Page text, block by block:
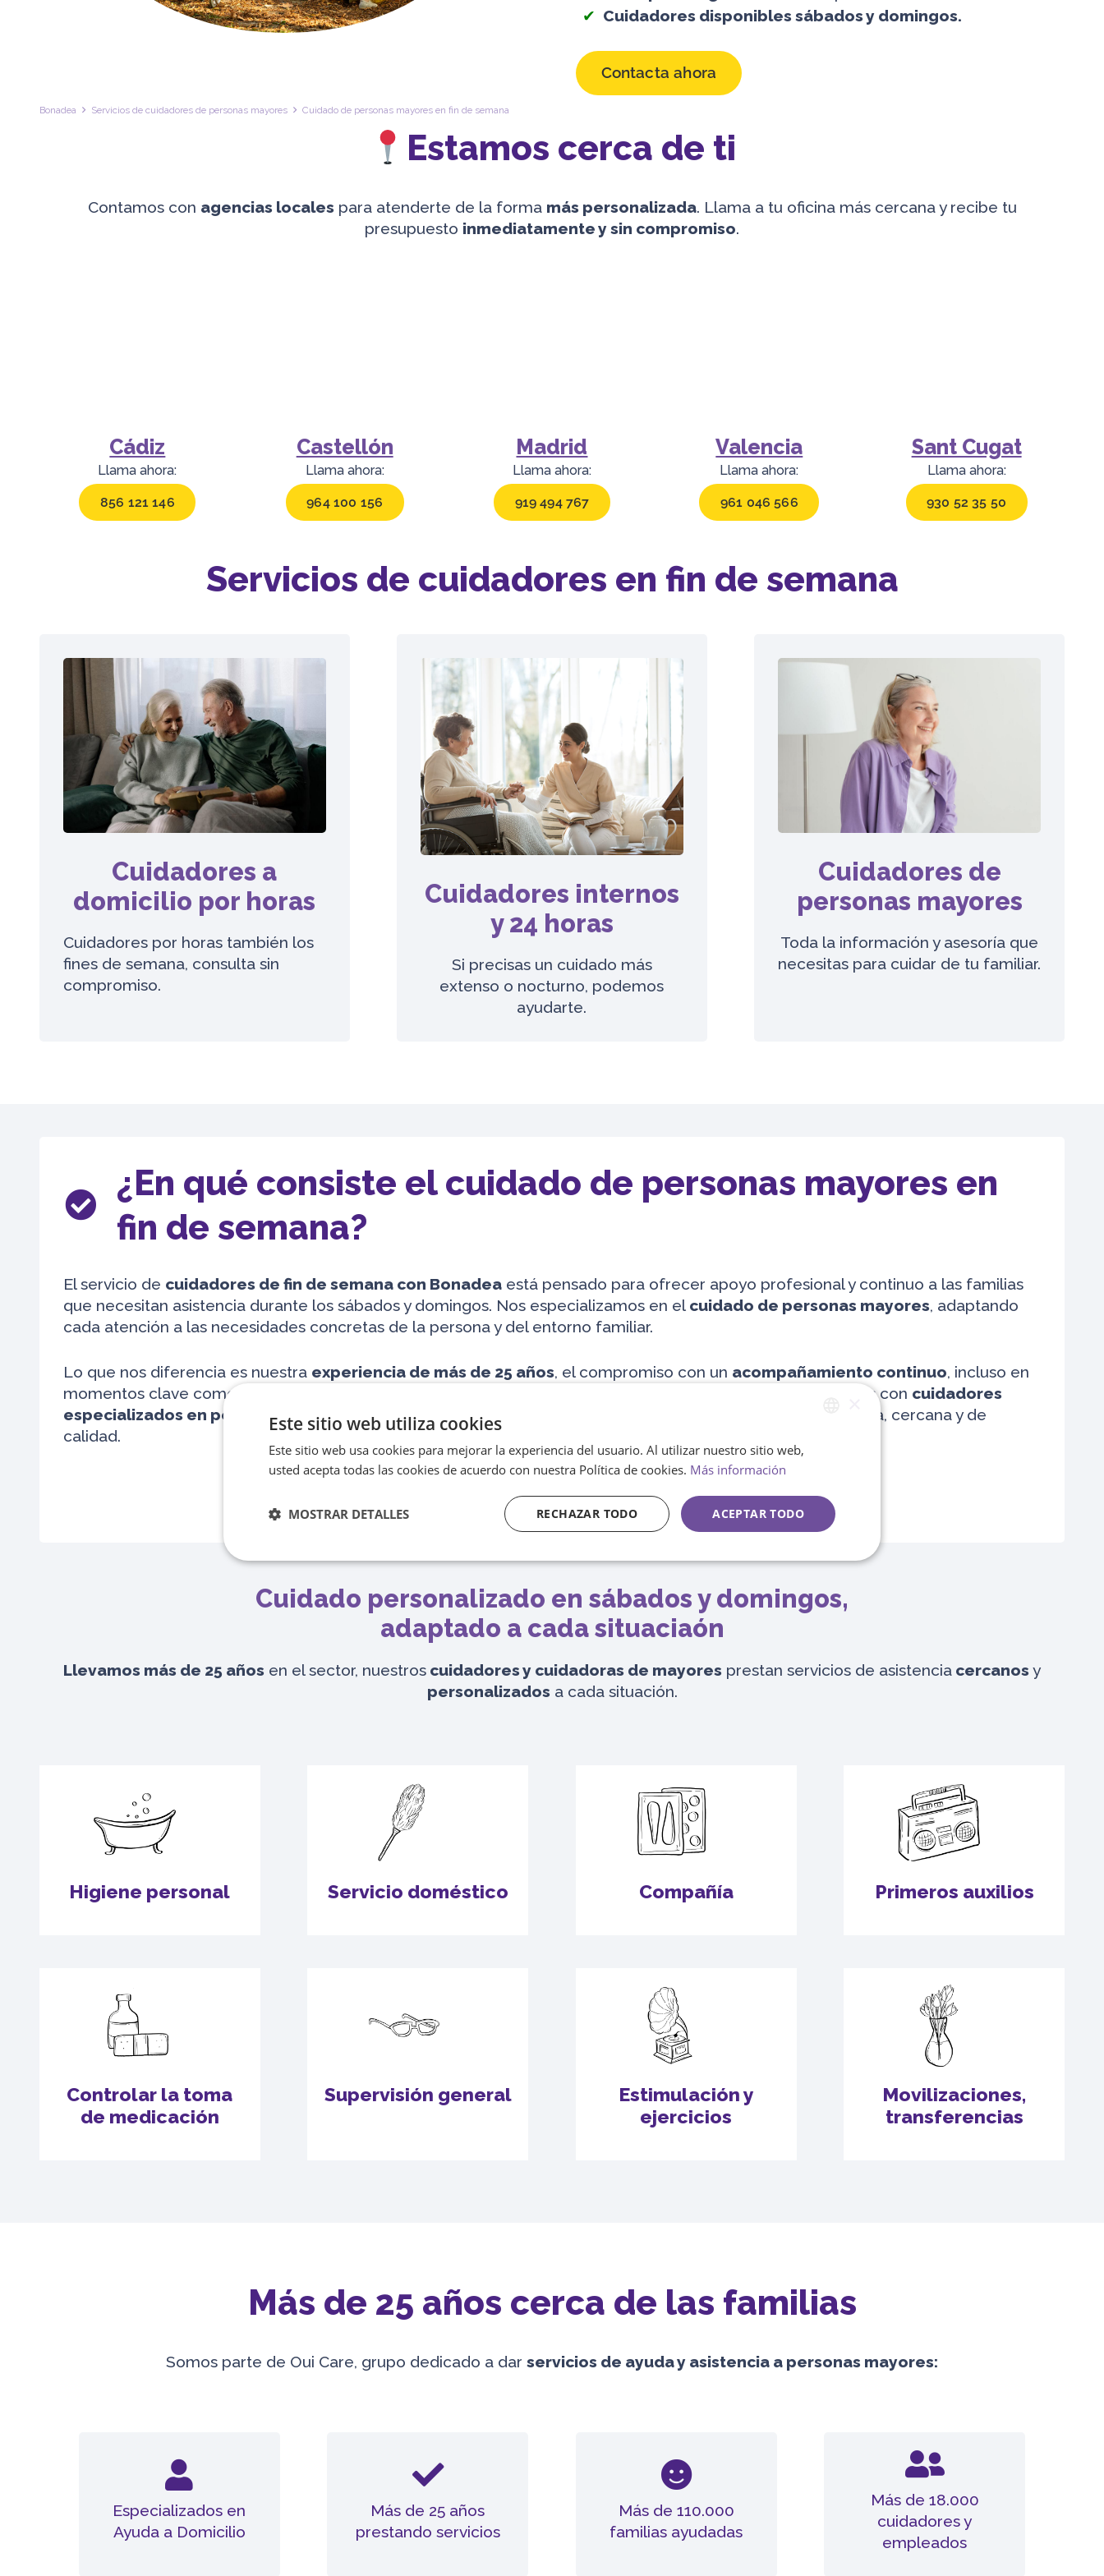
Cuidadores disponibles sábados y domingos.
Contacta ahora
Bonadea Servicios de cuidadores de personas mayores Cuidado de personas mayores en fin de semana
Estamos cerca de ti
Contamos con agencias locales para atenderte de la forma más personalizada. Llama a tu oficina más cercana y recibe tu
presupuesto inmediatamente y sin compromiso.
Cádiz
Llama ahora:
856 121 146
Castellón
Llama ahora:
964 100 156
Madrid
Llama ahora:
919 494 767
Valencia
Llama ahora:
961 046 566
Sant Cugat
Llama ahora:
930 52 35 50
Servicios de cuidadores en fin de semana
Cuidadores a
domicilio por horas
Cuidadores por horas también los
fines de semana, consulta sin
compromiso.
Cuidadores internos
y 24 horas
Si precisas un cuidado más
extenso o nocturno, podemos
ayudarte.
Cuidadores de
personas mayores
Toda la información y asesoría que
necesitas para cuidar de tu familiar.
¿En qué consiste el cuidado de personas mayores en
fin de semana?
El servicio de cuidadores de fin de semana con Bonadeaestá pensado para ofrecer apoyo profesional y continuo a las familias
que necesitan asistencia durante los sábados y domingos. Nos especializamos en el cuidado de personas mayores, adaptando
cada atención a las necesidades concretas de la persona y del entorno familiar.
Lo que nos diferencia es nuestra experiencia de más de 25 años, el compromiso con un acompañamiento continuo, incluso en
momentos clave como los fines de semana, y la
en los horarios y tareas. En Bonadea, trabajamos con cuidadores
especializados en personas mayores
, seleccionados cuidadosamente para garantizar una atención humana, cercana y de
calidad.
Contacta ahora
Cuidado personalizado en sábados y domingos,
adaptado a cada situaciaón
Llevamos más de 25 años en el sector, nuestros cuidadores y cuidadoras de mayores prestan servicios de asistencia cercanos y
personalizados a cada situación.
Higiene personal Servicio doméstico Compañía Primeros auxilios
Controlar la toma
de medicación
Supervisión general
Estimulación y
ejercicios
Movilizaciones,
transferencias
Más de 25 años cerca de las familias
Somos parte de Oui Care, grupo dedicado a dar servicios de ayuda y asistencia a personas mayores:
Especializados en
Ayuda a Domicilio
Más de 25 años
prestando servicios
Más de 110.000
familias ayudadas
Más de 18.000
cuidadores y
empleados
Este sitio web utiliza cookies
Este sitio web usa cookies para mejorar la experiencia del usuario. Al utilizar nuestro sitio web,
usted acepta todas las cookies de acuerdo con nuestra Política de cookies. Más información
ACEPTAR TODO
RECHAZAR TODO
MOSTRAR DETALLES